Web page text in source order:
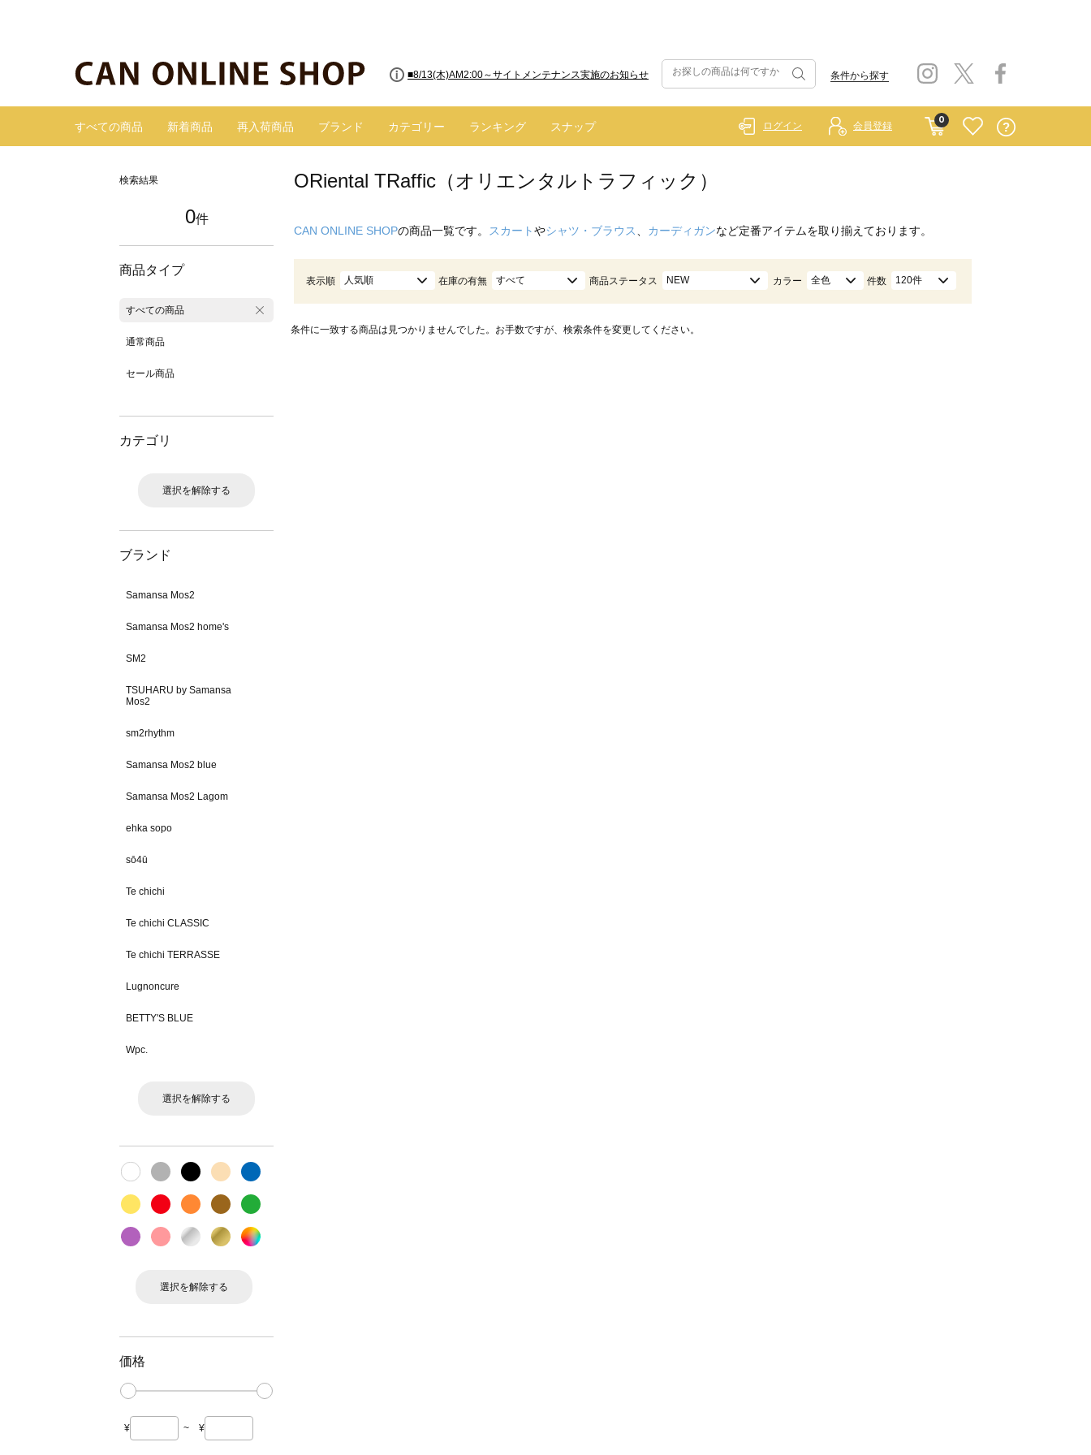
■8/13(木)AM2:00～サイトメンテナンス実施のお知らせ 条件から探す
すべての商品 新着商品 再入荷商品 ブランド カテゴリー ランキング スナップ
0
ログイン 会員登録
検索結果
0件
商品タイプ
すべての商品
通常商品
セール商品
カテゴリ
選択を解除する
ブランド
Samansa Mos2
Samansa Mos2 home's
SM2
TSUHARU by Samansa
Mos2
sm2rhythm
Samansa Mos2 blue
Samansa Mos2 Lagom
ehka sopo
sō4ū
Te chichi
Te chichi CLASSIC
Te chichi TERRASSE
Lugnoncure
BETTY'S BLUE
Wpc.
選択を解除する
選択を解除する
価格
¥ ~ ¥
ORiental TRaffic（オリエンタルトラフィック）
CAN ONLINE SHOPの商品一覧です。 スカートやシャツ・ブラウス カーディガンなど定番アイテムを取り揃えております。
表示順 人気順 在庫の有無 すべて 商品ステータス NEW カラー 全色 件数 120件
条件に一致する商品は見つかりませんでした。お手数ですが、検索条件を変更してください。